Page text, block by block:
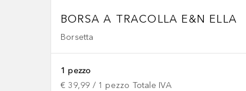
BORSA A TRACOLLA E&N ELLA
Borsetta
1 pezzo
€ 39,99 / 1 pezzo Totale IVA